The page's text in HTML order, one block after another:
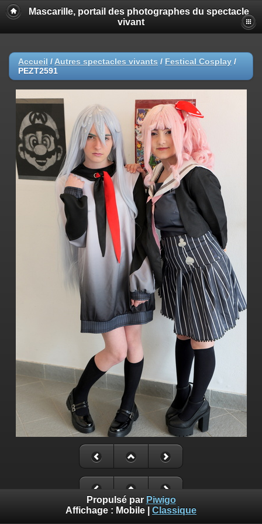
Mascarille, portail des photographes du spectacle
vivant
Accueil / Autres spectacles vivants / Festical Cosplay /
PEZT2591
Propulsé par Piwigo
Affichage : Mobile Classique